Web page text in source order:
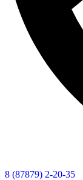
8 (87879) 2-20-35